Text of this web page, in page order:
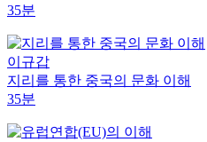
35분
이규갑
지리를 통한 중국의 문화 이해
35분